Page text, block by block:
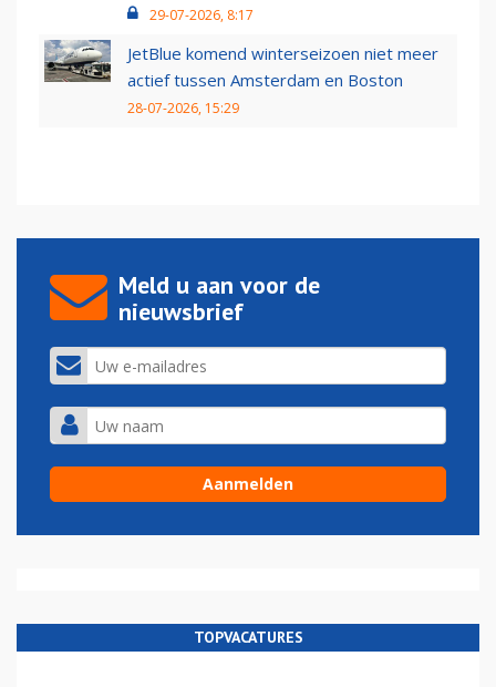
29-07-2026, 8:17
JetBlue komend winterseizoen niet meer
actief tussen Amsterdam en Boston
28-07-2026, 15:29
Meld u aan voor de
nieuwsbrief
TOPVACATURES